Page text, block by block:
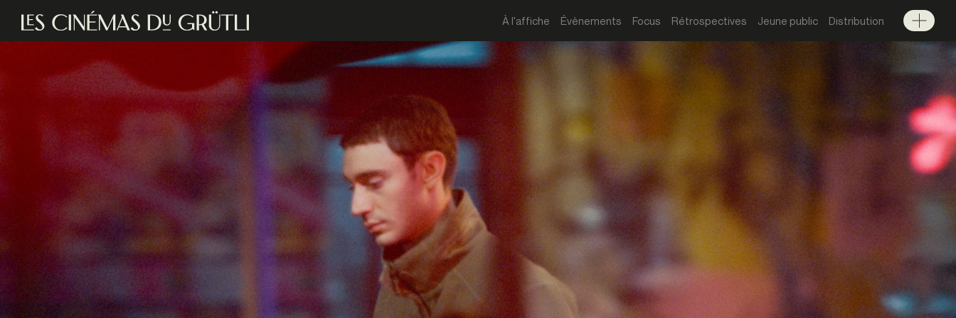
Aller au contenu principal
À l'affiche Évènements Focus Rétrospectives Jeune public Distribution
Menu